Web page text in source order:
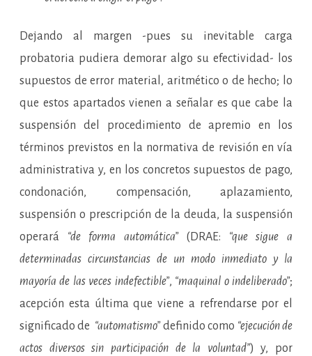
Dejando al margen -pues su inevitable carga
probatoria pudiera demorar algo su efectividad- los
supuestos de error material, aritmético o de hecho; lo
que estos apartados vienen a señalar es que cabe la
suspensión del procedimiento de apremio en los
términos previstos en la normativa de revisión en vía
administrativa y, en los concretos supuestos de pago,
condonación, compensación, aplazamiento,
suspensión o prescripción de la deuda, la suspensión
operará “de forma automática” (DRAE: “que sigue a
determinadas circunstancias de un modo inmediato y la
mayoría de las veces indefectible”, “maquinal o indeliberado”;
acepción esta última que viene a refrendarse por el
significado de “automatismo”definido como “ejecución de
actos diversos sin participación de la voluntad”) y, por